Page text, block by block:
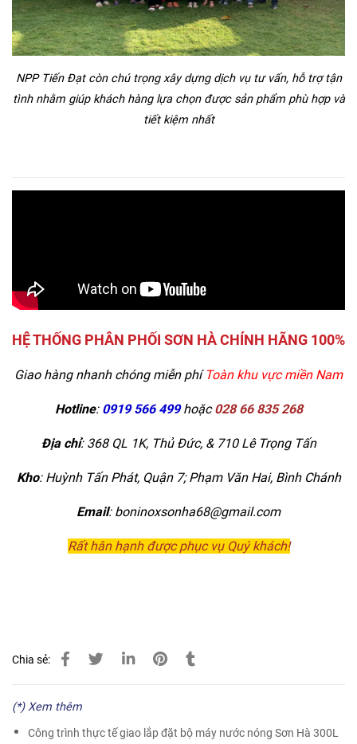
NPP Tiến Đạt còn chú trọng xây dựng dịch vụ tư vấn, hỗ trợ tận
tình nhằm giúp khách hàng lựa chọn được sản phẩm phù hợp và
tiết kiệm nhất
HỆ THỐNG PHÂN PHỐI SƠN HÀ CHÍNH HÃNG 100%
Giao hàng nhanh chóng miễn phí Toàn khu vực miền Nam
Hotline: 0919 566 499hoặc028 66 835 268
Địa chỉ: 368 QL 1K, Thủ Đức, & 710 Lê Trọng Tấn
Kho: Huỳnh Tấn Phát, Quận 7; Phạm Văn Hai, Bình Chánh
Email: boninoxsonha68@gmail.com
Rất hân hạnh được phục vụ Quý khách!
Chia sẻ:
(*) Xem thêm
Công trình thực tế giao lắp đặt bộ máy nước nóng Sơn Hà 300L